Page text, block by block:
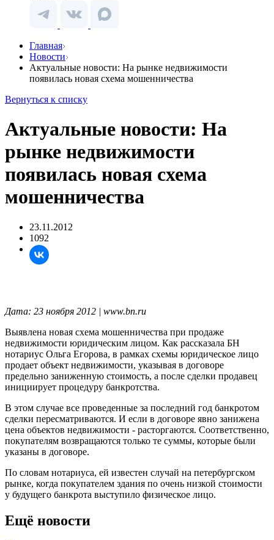
Главная
Новости
Актуальные новости: На рынке недвижимости
появилась новая схема мошенничества
Вернуться к списку
Актуальные новости: На
рынке недвижимости
появилась новая схема
мошенничества
23.11.2012
1092
Дата: 23 ноября 2012 | www.bn.ru
Выявлена новая схема мошенничества при продаже
недвижимости юридическим лицом. Как рассказала БН
нотариус Ольга Егорова, в рамках схемы юридическое лицо
продает объект недвижимости, указывая в договоре
предельно заниженную стоимость, а после сделки продавец
инициирует процедуру банкротства.
В этом случае все проведенные за последний год банкротом
сделки пересматриваются. И если в договоре явно занижена
цена объектов недвижимости - расторгаются. Соответственно,
покупателям возвращаются только те суммы, которые были
указаны в договоре.
По словам нотариуса, ей известен случай на петербургском
рынке, когда покупателем здания по очень низкой стоимости
у будущего банкрота выступило физическое лицо.
Ещё новости